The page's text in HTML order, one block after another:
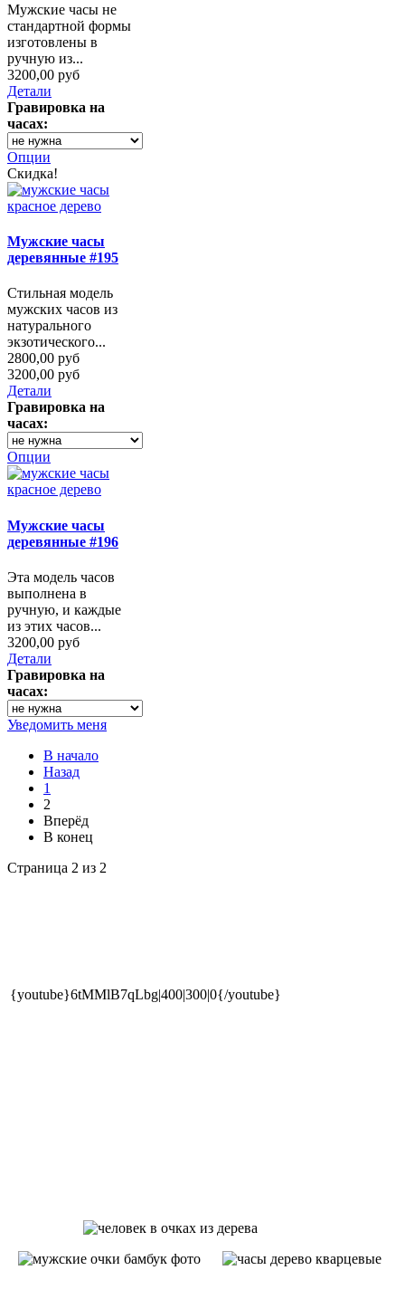
Мужские часы не
стандартной формы
изготовлены в
ручную из...
3200,00 руб
Детали
Гравировка на
часах:
Опции
Скидка!
Мужские часы
деревянные #195
Стильная модель
мужских часов из
натурального
экзотического...
2800,00 руб
3200,00 руб
Детали
Гравировка на
часах:
Опции
Мужские часы
деревянные #196
Эта модель часов
выполнена в
ручную, и каждые
из этих часов...
3200,00 руб
Детали
Гравировка на
часах:
Уведомить меня
В начало
Назад
1
2
Вперёд
В конец
Страница 2 из 2
{youtube}6tMMlB7qLbg|400|300|0{/youtube}